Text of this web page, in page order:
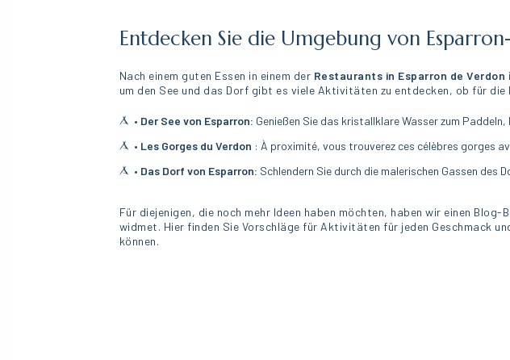
Entdecken Sie die Umgebung von
Nach einem guten Essen in einem der Restaurants in Esparron de Verdon
um den See und das Dorf gibt es viele Aktivitäten zu entdecken, ob für
• Der See von Esparron: Genießen Sie das kristallklare Wasser zum
• Les Gorges du Verdon : À proximité, vous trouverez ces célèbres gorges
• Das Dorf von Esparron: Schlendern Sie durch die malerischen Gassen des
Für diejenigen, die noch mehr Ideen haben möchten, haben wir einen
widmet. Hier finden Sie Vorschläge für Aktivitäten für jeden Geschmack
können.